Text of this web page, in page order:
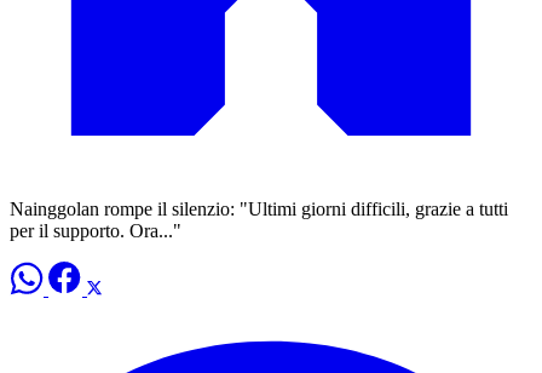
Nainggolan rompe il silenzio: "Ultimi giorni difficili, grazie a tutti
per il supporto. Ora..."